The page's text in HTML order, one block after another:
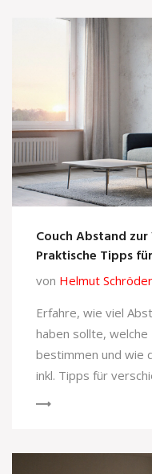
Couch Abstand
Praktische Tipps
von Helmut Schröder
Erfahre, wie viel
haben sollte,
bestimmen und wie
inkl. Tipps für